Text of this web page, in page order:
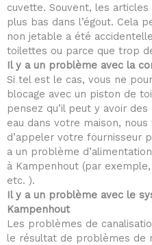
cuvette. Souvent, les
plus bas dans l’égout. Cela
non jetable a été
toilettes ou parce que trop
Il y a un problème avec la
Si tel est le cas, vous ne
blocage avec un piston de
pensez qu’il peut y avoir
eau dans votre maison,
d’appeler votre fournisseur
a un problème
à Kampenhout (par
etc. ).
Il y a un problème avec le
Kampenhout
Les problèmes de
le résultat de problèmes de